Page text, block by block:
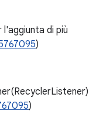
di più
)
)